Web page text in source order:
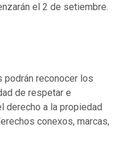
el 2 de setiembre.
podrán reconocer los
de respetar e
derecho a la propiedad
conexos, marcas,